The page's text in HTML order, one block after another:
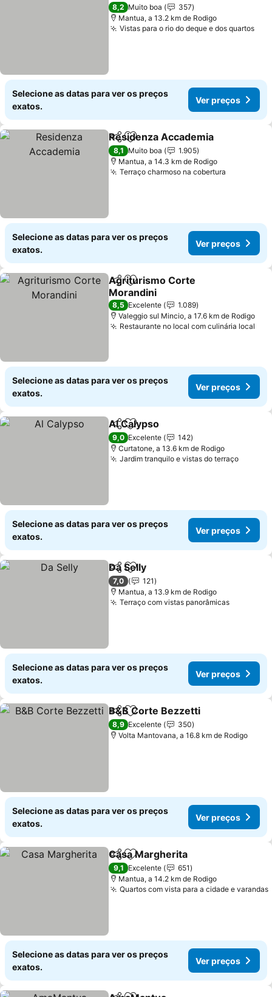
8,2 Muito boa
357
Mantua, a 13.2 km de Rodigo
Vistas para o rio do deque e dos quartos
Selecione as datas para ver os preços
exatos.
Ver preços
PartilharAdicionar aos favoritos
Residenza Accademia
8,1 Muito boa
1.905
Mantua, a 14.3 km de Rodigo
Terraço charmoso na cobertura
Selecione as datas para ver os preços
exatos.
Ver preços
PartilharAdicionar aos favoritos
Agriturismo Corte
Morandini
8,5 Excelente
1.089
Valeggio sul Mincio, a 17.6 km de Rodigo
Restaurante no local com culinária local
Selecione as datas para ver os preços
exatos.
Ver preços
PartilharAdicionar aos favoritos
Al Calypso
9,0 Excelente
142
Curtatone, a 13.6 km de Rodigo
Jardim tranquilo e vistas do terraço
Selecione as datas para ver os preços
exatos.
Ver preços
PartilharAdicionar aos favoritos
Da Selly
7,0
121
Mantua, a 13.9 km de Rodigo
Terraço com vistas panorâmicas
Selecione as datas para ver os preços
exatos.
Ver preços
PartilharAdicionar aos favoritos
B&B Corte Bezzetti
8,9 Excelente
350
Volta Mantovana, a 16.8 km de Rodigo
Selecione as datas para ver os preços
exatos.
Ver preços
PartilharAdicionar aos favoritos
Casa Margherita
9,1 Excelente
651
Mantua, a 14.2 km de Rodigo
Quartos com vista para a cidade e varandas
Selecione as datas para ver os preços
exatos.
Ver preços